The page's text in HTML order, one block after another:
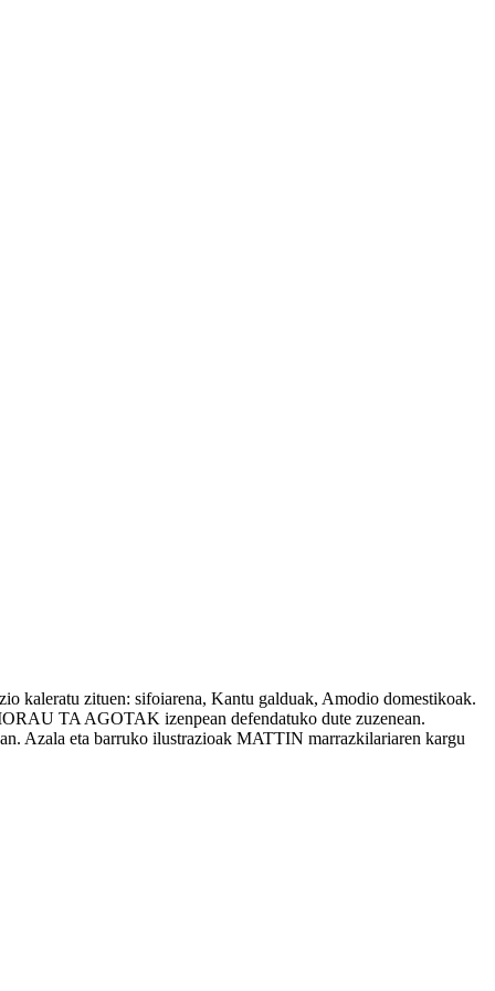
kaleratu zituen: sifoiarena, Kantu galduak, Amodio domestikoak.
TA AGOTAK izenpean defendatuko dute zuzenean.
Azala eta barruko ilustrazioak MATTIN marrazkilariaren kargu